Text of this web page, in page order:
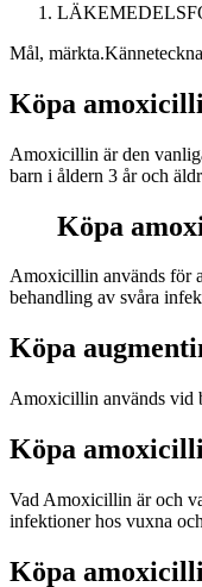
Mål, märkta.
Köpa
Amoxicillin är den
barn i åldern 3 år och
Köpa
Amoxicillin används för
behandling av svåra
Köpa
Amoxicillin används vid
Köpa
Vad Amoxicillin är och
infektioner hos vuxna
Köpa